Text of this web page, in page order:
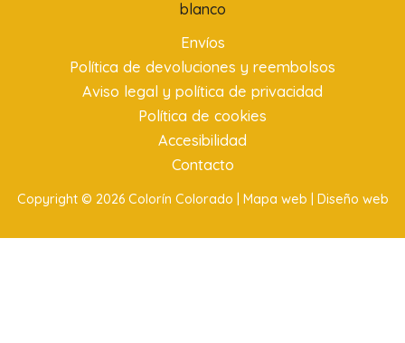
Envíos
Política de devoluciones y reembolsos
Aviso legal y política de privacidad
Política de cookies
Accesibilidad
Contacto
Copyright © 2026 Colorín Colorado | Mapa web | Diseño web